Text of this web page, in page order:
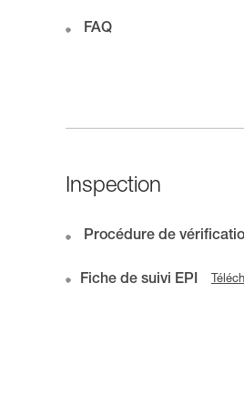
FAQ
Inspection
Procédure de
Fiche de suivi EPI